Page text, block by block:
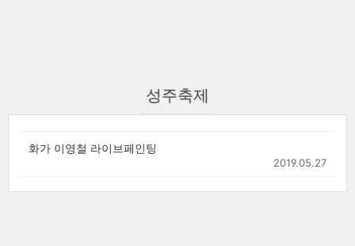
성주축제
화가 이영철 라이브페인팅
2019.05.27